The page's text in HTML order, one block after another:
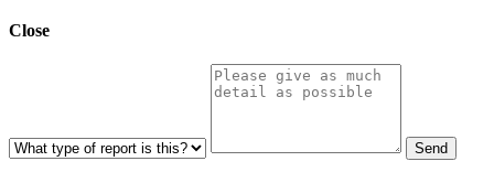
Close
Send